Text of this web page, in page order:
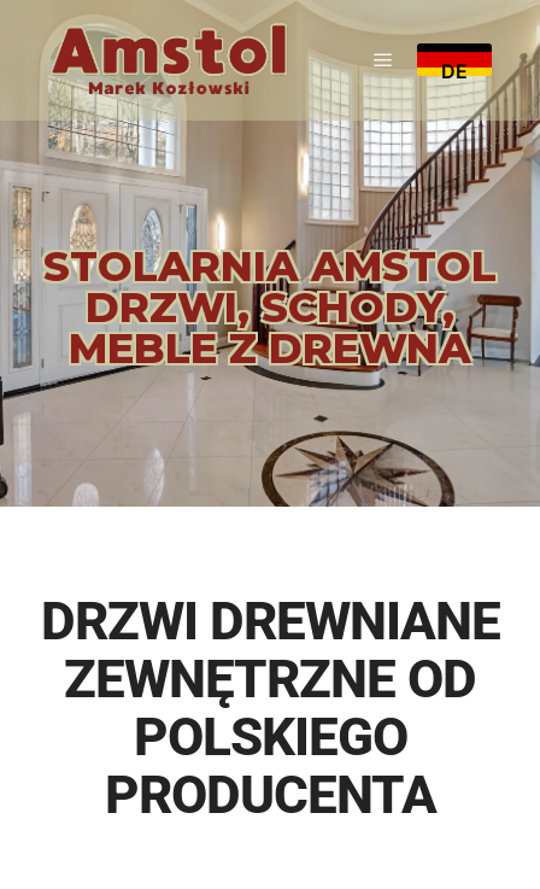
DE
STOLARNIA AMSTOL
DRZWI, SCHODY,
MEBLE Z DREWNA
DRZWI DREWNIANE
ZEWNĘTRZNE OD
POLSKIEGO
PRODUCENTA